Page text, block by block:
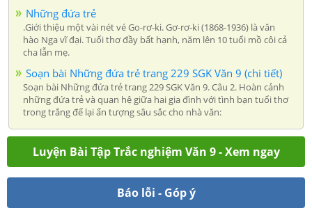
Những đứa trẻ
.Giới thiệu một vài nét vé Go-rơ-ki. Gơ-rơ-ki (1868-1936) là văn
hào Nga vĩ đại. Tuổi thơ đầy bất hạnh, năm lên 10 tuổi mồ côi cả
cha lẫn mẹ.
Soạn bài Những đứa trẻ trang 229 SGK Văn 9 (chi tiết)
Soạn bài Những đứa trẻ trang 229 SGK Văn 9. Câu 2. Hoàn cảnh
những đứa trẻ và quan hệ giữa hai gia đình với tình bạn tuổi thơ
trong trắng đế lại ấn tượng sâu sắc cho nhà văn:
Luyện Bài Tập Trắc nghiệm Văn 9 - Xem ngay
Báo lỗi - Góp ý